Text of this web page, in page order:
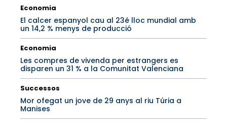
Economia
El calcer espanyol cau al 23é lloc mundial amb
un 14,2 % menys de producció
Economia
Les compres de vivenda per estrangers es
disparen un 31 % a la Comunitat Valenciana
Successos
Mor ofegat un jove de 29 anys al riu Túria a
Manises